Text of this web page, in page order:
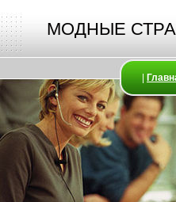
МОДНЫЕ